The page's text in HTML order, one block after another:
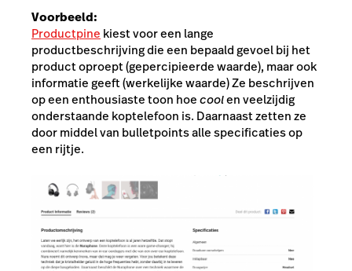
Voorbeeld:
Productpine kiest voor een lange
productbeschrijving die een bepaald gevoel bij het
product oproept (gepercipieerde waarde), maar ook
informatie geeft (werkelijke waarde) Ze beschrijven
op een enthousiaste toon hoecoolen veelzijdig
onderstaande koptelefoon is. Daarnaast zetten ze
door middel van bulletpoints alle specificaties op
een rijtje.